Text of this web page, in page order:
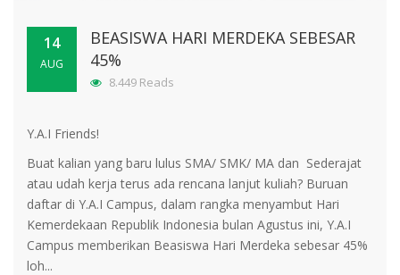
14
AUG
BEASISWA HARI MERDEKA SEBESAR
45%
8.449 Reads
Y.A.I Friends!
Buat kalian yang baru lulus SMA/ SMK/ MA dan Sederajat
atau udah kerja terus ada rencana lanjut kuliah? Buruan
daftar di Y.A.I Campus, dalam rangka menyambut Hari
Kemerdekaan Republik Indonesia bulan Agustus ini, Y.A.I
Campus memberikan Beasiswa Hari Merdeka sebesar 45%
loh...